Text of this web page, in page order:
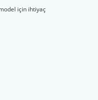
için ihtiyaç